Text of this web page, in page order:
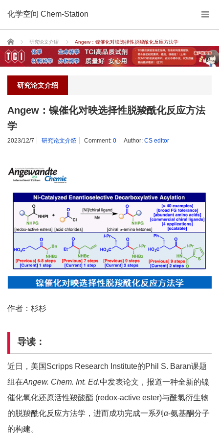
化学空间 Chem-Station
Home 研究论文介绍 Angew：镍催化对映选择性脱羧酰化反应方法学
研究论文介绍
Angew：镍催化对映选择性脱羧酰化反应方法
学
2023/12/7 研究论文介绍 Comment: 0 Author: CS editor
作者：杉杉
导读：
近日，美国Scripps Research Institute的Phil S. Baran课题
组在Angew. Chem. Int. Ed.中发表论文，报道一种全新的镍
催化氧化还原活性羧酸酯 (redox-active ester)与酰氯衍生物
的脱羧酰化反应方法学，进而成功完成一系列 α-氨基酮分子
的构建。